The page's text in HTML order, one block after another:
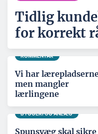
Tidlig
for korrekt
KOMMENTAR
Vi har
men mangler
lærlingene
BYGGERI OG ANLÆG
Spunsvæg skal sikre